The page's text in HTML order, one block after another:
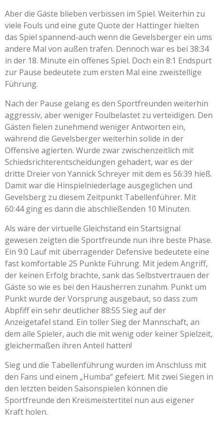
Aber die Gäste blieben verbissen im Spiel. Weiterhin zu
viele Fouls und eine gute Quote der Hattinger hielten
das Spiel spannend-auch wenn die Gevelsberger ein ums
andere Mal von außen trafen. Dennoch war es bei 38:34
in der 18. Minute ein offenes Spiel. Doch ein 8:1 Endspurt
zur Pause bedeutete zum ersten Mal eine zweistellige
Führung.
Nach der Pause gelang es den Sportfreunden weiterhin
aggressiv, aber weniger Foulbelastet zu verteidigen. Den
Gästen fielen zunehmend weniger Antworten ein,
während die Gevelsberger weiterhin solide in der
Offensive agierten. Wurde zwar zwischenzeitlich mit
Schiedsrichterentscheidungen gehadert, war es der
dritte Dreier von Yannick Schreyer mit dem es 56:39 hieß.
Damit war die Hinspielniederlage ausgeglichen und
Gevelsberg zu diesem Zeitpunkt Tabellenführer. Mit
60:44 ging es dann die abschließenden 10 Minuten.
Als wäre der virtuelle Gleichstand ein Startsignal
gewesen zeigten die Sportfreunde nun ihre beste Phase.
Ein 9:0 Lauf mit überragender Defensive bedeutete eine
fast komfortable 25 Punkte Führung. Mit jedem Angriff,
der keinen Erfolg brachte, sank das Selbstvertrauen der
Gäste so wie es bei den Hausherren zunahm. Punkt um
Punkt wurde der Vorsprung ausgebaut, so dass zum
Abpfiff ein sehr deutlicher 88:55 Sieg auf der
Anzeigetafel stand. Ein toller Sieg der Mannschaft, an
dem alle Spieler, auch die mit wenig oder keiner Spielzeit,
gleichermaßen ihren Anteil hatten!
Sieg und die Tabellenführung wurden im Anschluss mit
den Fans und einem „Humba“ gefeiert. Mit zwei Siegen in
den letzten beiden Saisonspielen können die
Sportfreunde den Kreismeistertitel nun aus eigener
Kraft holen.